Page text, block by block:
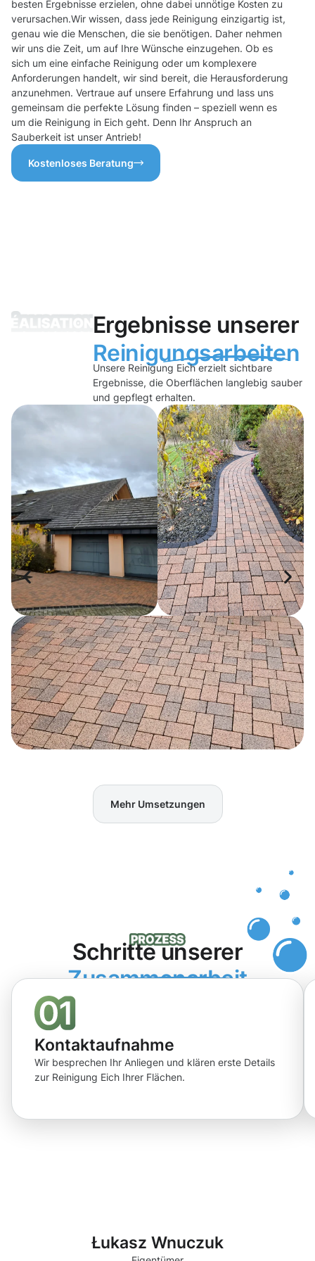
besten Ergebnisse erzielen, ohne dabei unnötige Kosten zu
verursachen.Wir wissen, dass jede Reinigung einzigartig ist,
genau wie die Menschen, die sie benötigen. Daher nehmen
wir uns die Zeit, um auf Ihre Wünsche einzugehen. Ob es
sich um eine einfache Reinigung oder um komplexere
Anforderungen handelt, wir sind bereit, die Herausforderung
anzunehmen. Vertraue auf unsere Erfahrung und lass uns
gemeinsam die perfekte Lösung finden – speziell wenn es
um die Reinigung in Eich geht. Denn Ihr Anspruch an
Sauberkeit ist unser Antrieb!
Kostenloses Beratung
Ergebnisse unserer
Reinigungsarbeiten
Unsere Reinigung Eich erzielt sichtbare
Ergebnisse, die Oberflächen langlebig sauber
und gepflegt erhalten.
Mehr Umsetzungen
Schritte unserer
Zusammenarbeit
Kontaktaufnahme
Wir besprechen Ihr Anliegen und klären erste Details
zur Reinigung Eich Ihrer Flächen.
Łukasz Wnuczuk